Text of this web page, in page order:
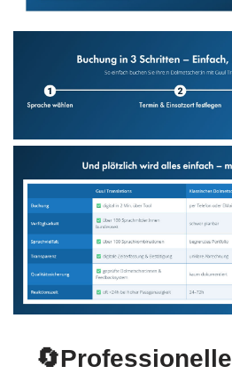
🔄Professionelle